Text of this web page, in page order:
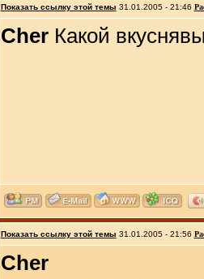
Показать ссылку этой темы 31.01.2005 - 21:46
CherКакой
Показать ссылку этой темы 31.01.2005 - 21:56
Cher